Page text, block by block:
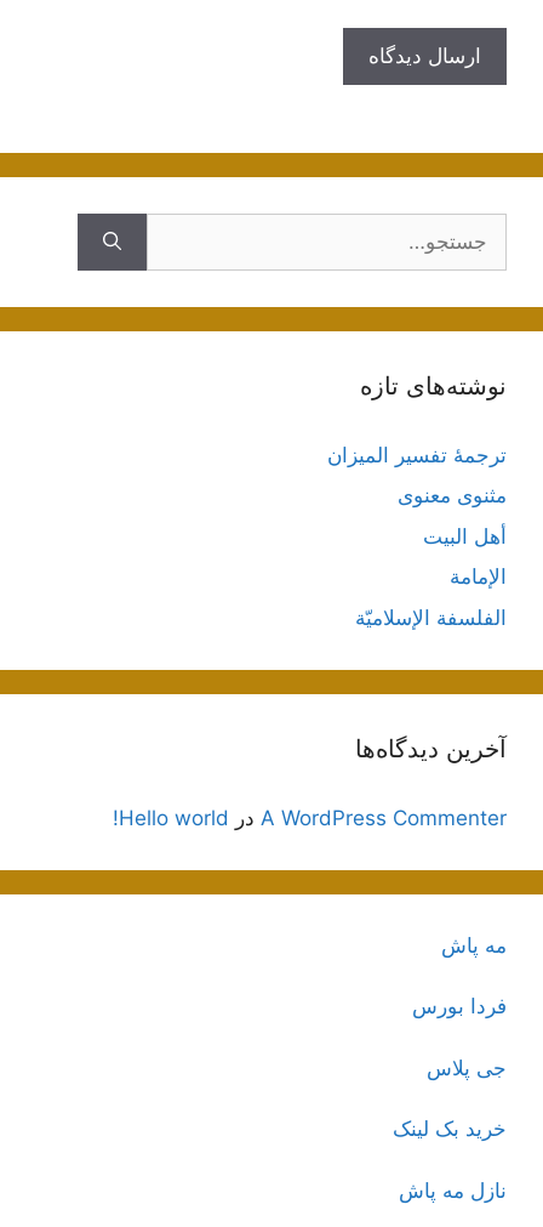
نوشته‌های تازه
ترجمۀ تفسیر المیزان
مثنوی معنوی
أهل البيت
الإمامة
الفلسفة الإسلاميّة
آخرین دیدگاه‌ها
A WordPress Commenter در Hello world!
مه پاش
فردا بورس
جی پلاس
خرید بک لینک
نازل مه پاش